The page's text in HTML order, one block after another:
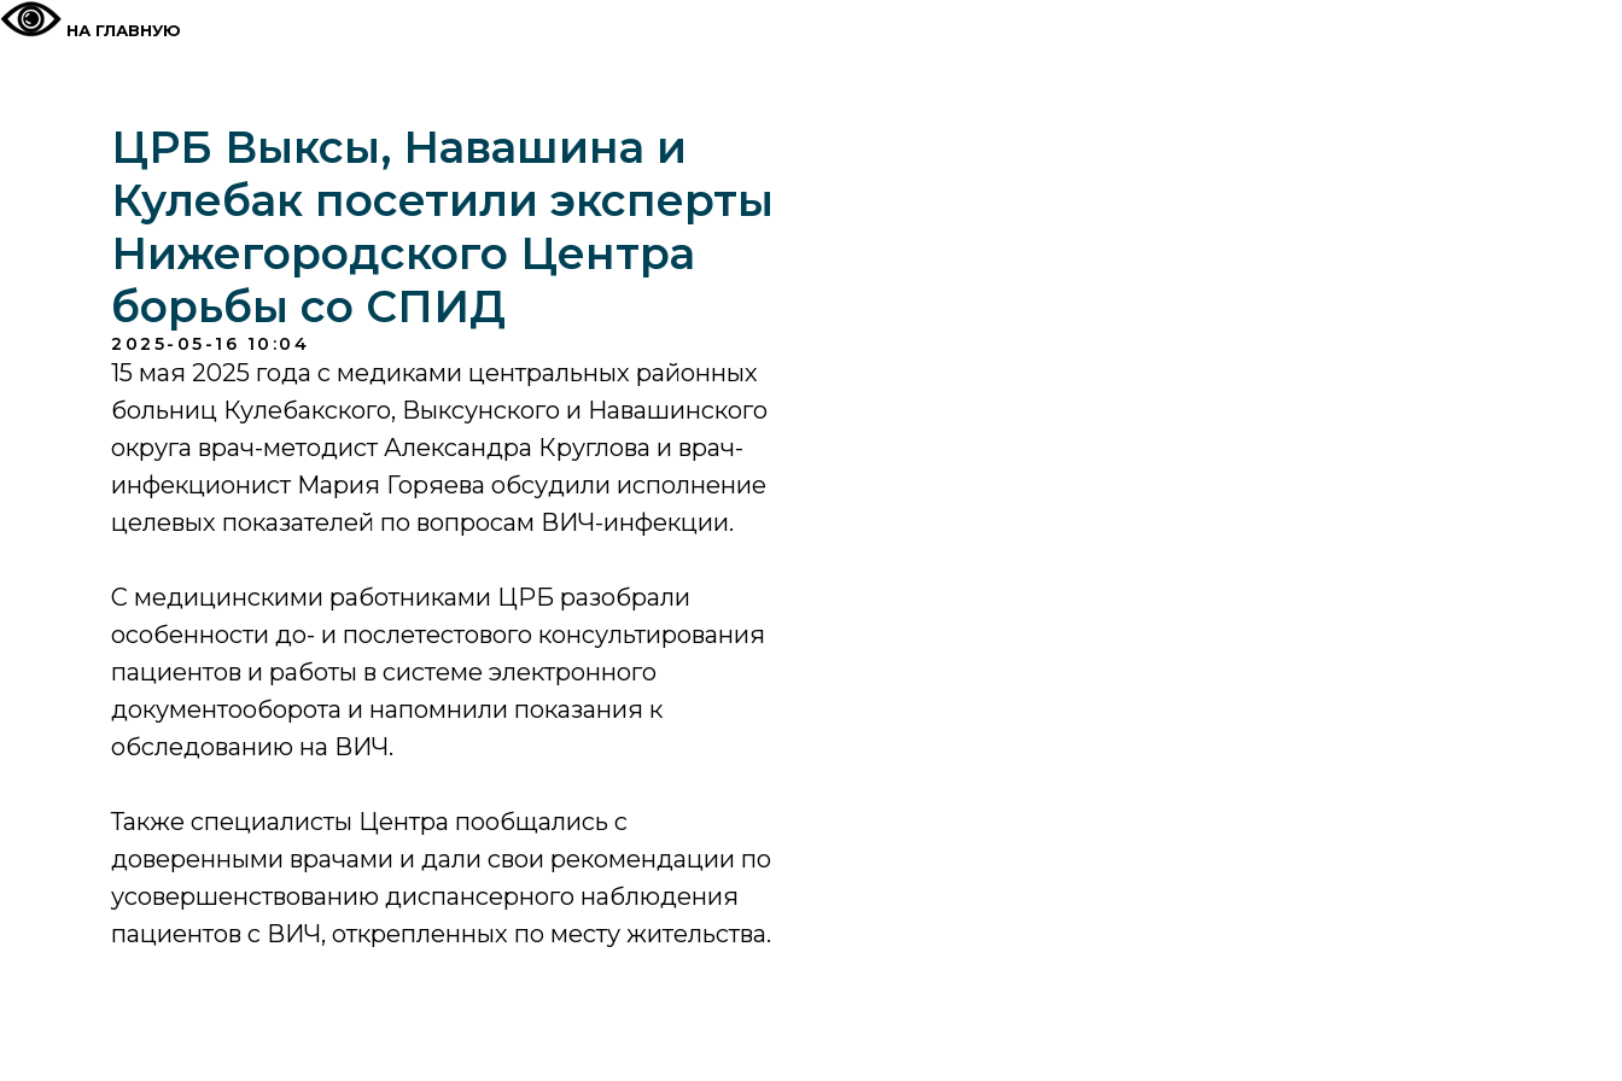
НА ГЛАВНУЮ
ЦРБ Выксы, Навашина и
Кулебак посетили эксперты
Нижегородского Центра
борьбы со СПИД
2025-05-16 10:04
15 мая 2025 года с медиками центральных районных
больниц Кулебакского, Выксунского и Навашинского
округа врач-методист Александра Круглова и врач-
инфекционист Мария Горяева обсудили исполнение
целевых показателей по вопросам ВИЧ-инфекции.
С медицинскими работниками ЦРБ разобрали
особенности до- и послетестового консультирования
пациентов и работы в системе электронного
документооборота и напомнили показания к
обследованию на ВИЧ.
Также специалисты Центра пообщались с
доверенными врачами и дали свои рекомендации по
усовершенствованию диспансерного наблюдения
пациентов с ВИЧ, открепленных по месту жительства.